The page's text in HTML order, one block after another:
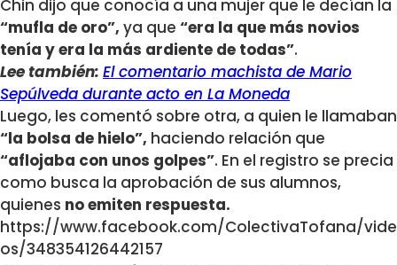
Chin dijo que conocía a una mujer que le decían la
“mufla de oro”, ya que “era la que más novios
tenía y era la más ardiente de todas”.
Lee también: El comentario machista de Mario
Sepúlveda durante acto en La Moneda
Luego, les comentó sobre otra, a quien le llamaban
“la bolsa de hielo”, haciendo relación que
“aflojaba con unos golpes”. En el registro se precia
como busca la aprobación de sus alumnos,
quienes no emiten respuesta.
https://www.facebook.com/ColectivaTofana/vide
os/348354126442157